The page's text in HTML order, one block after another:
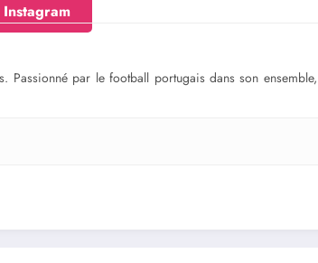
par le football portugais dans son